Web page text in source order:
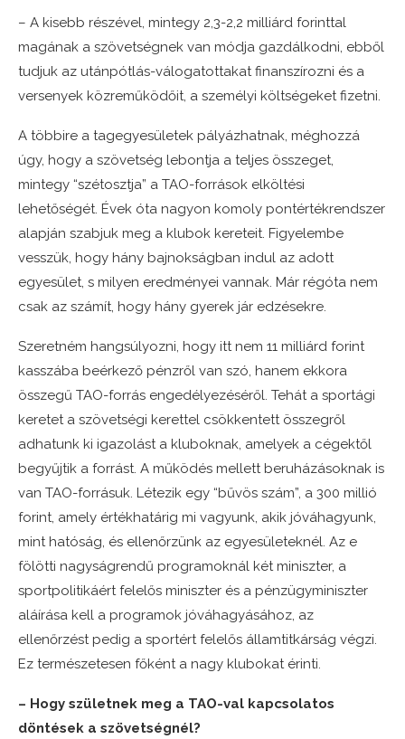
– A kisebb részével, mintegy 2,3-2,2 milliárd forinttal
magának a szövetségnek van módja gazdálkodni, ebből
tudjuk az utánpótlás-válogatottakat finanszírozni és a
versenyek közreműködőit, a személyi költségeket fizetni.
A többire a tagegyesületek pályázhatnak, méghozzá
úgy, hogy a szövetség lebontja a teljes összeget,
mintegy “szétosztja” a TAO-források elköltési
lehetőségét. Évek óta nagyon komoly pontértékrendszer
alapján szabjuk meg a klubok kereteit. Figyelembe
vesszük, hogy hány bajnokságban indul az adott
egyesület, s milyen eredményei vannak. Már régóta nem
csak az számít, hogy hány gyerek jár edzésekre.
Szeretném hangsúlyozni, hogy itt nem 11 milliárd forint
kasszába beérkező pénzről van szó, hanem ekkora
összegű TAO-forrás engedélyezéséről. Tehát a sportági
keretet a szövetségi kerettel csökkentett összegről
adhatunk ki igazolást a kluboknak, amelyek a cégektől
begyűjtik a forrást. A működés mellett beruházásoknak is
van TAO-forrásuk. Létezik egy “bűvös szám”, a 300 millió
forint, amely értékhatárig mi vagyunk, akik jóváhagyunk,
mint hatóság, és ellenőrzünk az egyesületeknél. Az e
fölötti nagyságrendű programoknál két miniszter, a
sportpolitikáért felelős miniszter és a pénzügyminiszter
aláírása kell a programok jóváhagyásához, az
ellenőrzést pedig a sportért felelős államtitkárság végzi.
Ez természetesen főként a nagy klubokat érinti.
– Hogy születnek meg a TAO-val kapcsolatos
döntések a szövetségnél?